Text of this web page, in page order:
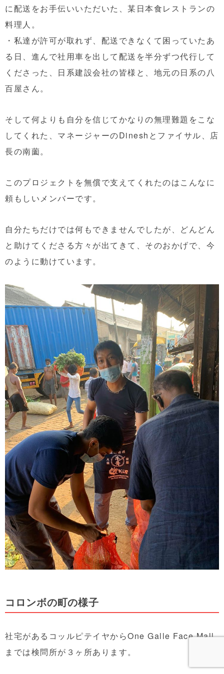
に配送をお手伝いいただいた、某日本食レストランの
料理人。
・私達が許可が取れず、配送できなくて困っていたあ
る日、進んで社用車を出して配送を半分ずつ代行して
くださった、日系建設会社の皆様と、地元の日系の八
百屋さん。
そして何よりも自分を信じてかなりの無理難題をこな
してくれた、マネージャーのDineshとファイサル、店
長の南薗。
このプロジェクトを無償で支えてくれたのはこんなに
頼もしいメンバーです。
自分たちだけでは何もできませんでしたが、どんどん
と助けてくださる方々が出てきて、そのおかげで、今
のように動けています。
コロンボの町の様子
社宅があるコッルピテイヤからOne Galle Face Mall
までは検問所が３ヶ所あります。